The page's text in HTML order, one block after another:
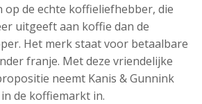
op de echte koffieliefhebber, die
uitgeeft aan koffie dan de
Het merk staat voor betaalbare
franje. Met deze vriendelijke
neemt Kanis & Gunnink
de koffiemarkt in.